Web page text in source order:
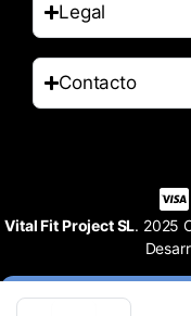
Legal
Contacto
Vital Fit Project SL. 2025